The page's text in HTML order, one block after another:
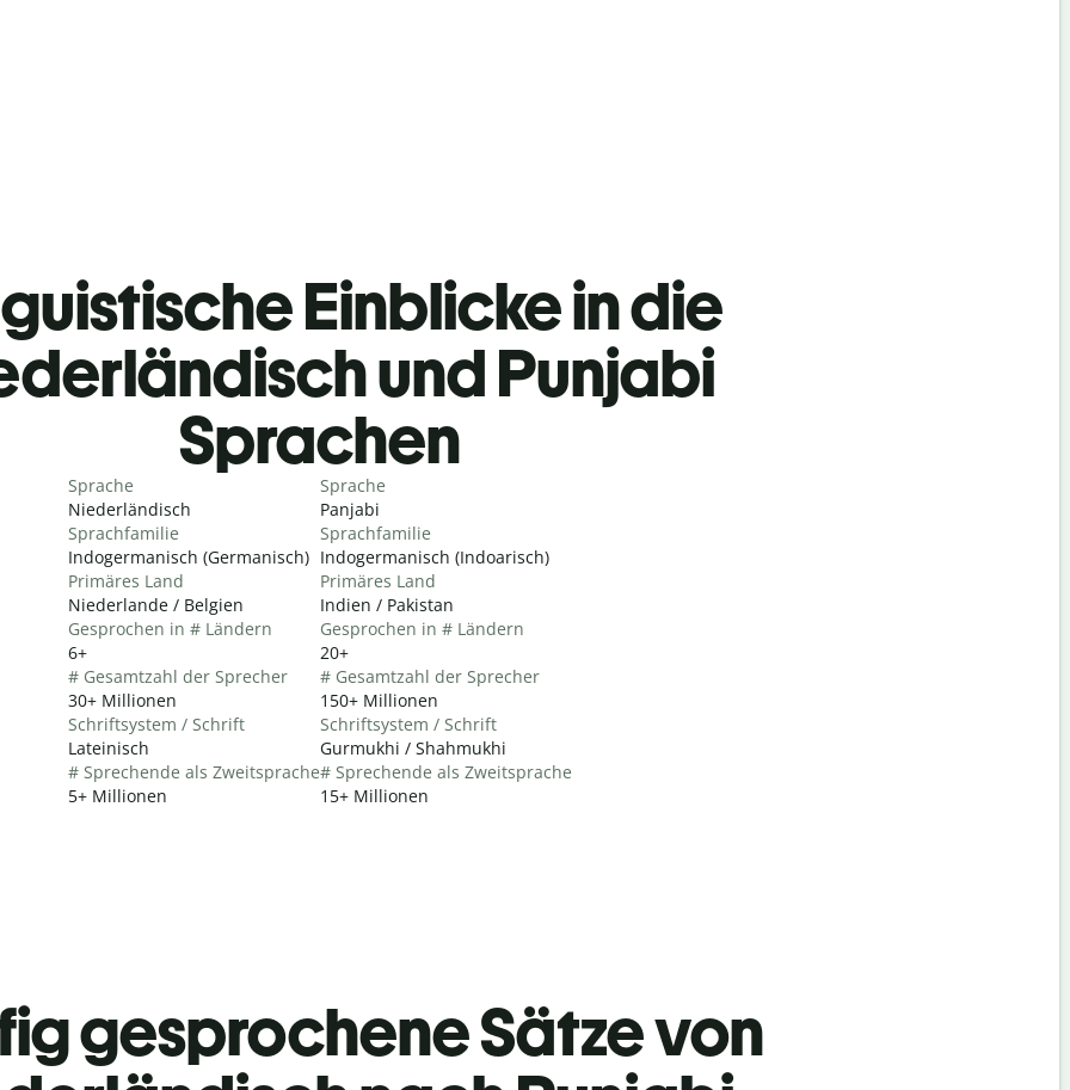
Einblicke in die
und Punjabi
Sprachen
Sprache
Niederländisch
Sprachfamilie
Indogermanisch (Germanisch)
Primäres Land
Niederlande / Belgien
Gesprochen in # Ländern
6+
# Gesamtzahl der Sprecher
30+ Millionen
Schriftsystem / Schrift
Lateinisch
# Sprechende als Zweitsprache
5+ Millionen
Sprache
Panjabi
Sprachfamilie
Indogermanisch (Indoarisch)
Primäres Land
Indien / Pakistan
Gesprochen in # Ländern
20+
# Gesamtzahl der Sprecher
150+ Millionen
Schriftsystem / Schrift
Gurmukhi / Shahmukhi
# Sprechende als Zweitsprache
15+ Millionen
gesprochene Sätze von